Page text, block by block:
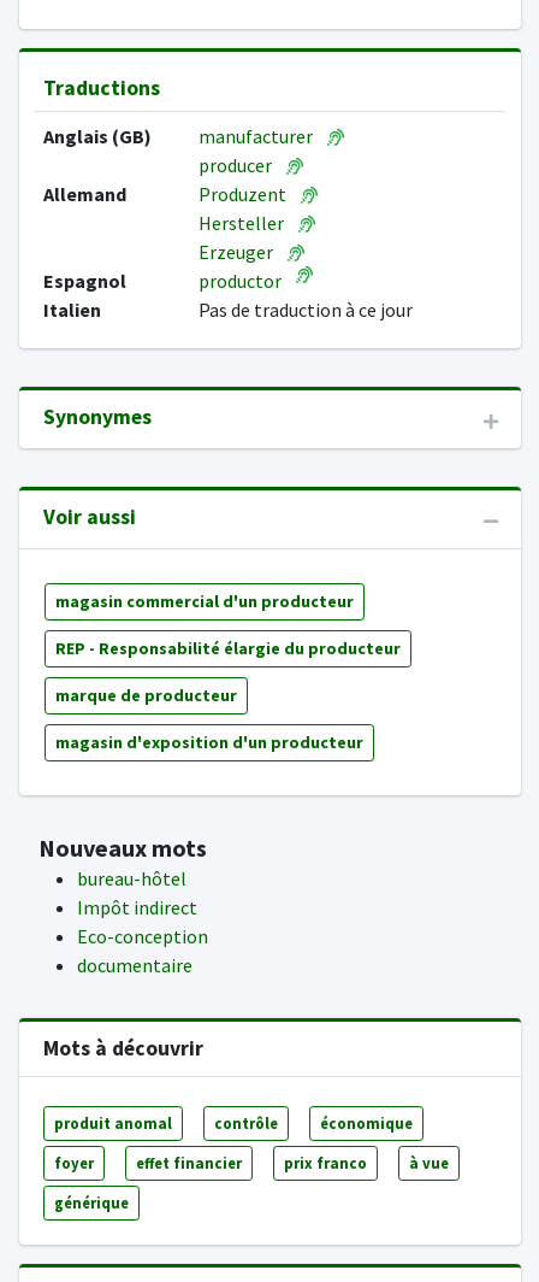
Traductions
Anglais (GB)
manufacturer
producer
Allemand
Produzent
Hersteller
Erzeuger
Espagnol
productor
Italien
Pas de traduction à ce jour
Synonymes
Voir aussi
magasin commercial d'un producteur
REP - Responsabilité élargie du producteur
marque de producteur
magasin d'exposition d'un producteur
Nouveaux mots
bureau-hôtel
Impôt indirect
Eco-conception
documentaire
Mots à découvrir
produit anomal contrôle économique
foyer effet financier prix franco à vue
générique